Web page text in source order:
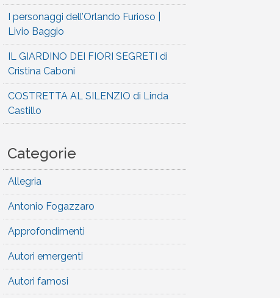
I personaggi dell’Orlando Furioso |
Livio Baggio
IL GIARDINO DEI FIORI SEGRETI di
Cristina Caboni
COSTRETTA AL SILENZIO di Linda
Castillo
Categorie
Allegria
Antonio Fogazzaro
Approfondimenti
Autori emergenti
Autori famosi